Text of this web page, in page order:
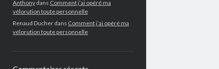
Anthonydans Comment j’ai opéré ma
vélorution toute personnelle
Renaud Ducherdans Comment j’ai opéré ma
vélorution toute personnelle